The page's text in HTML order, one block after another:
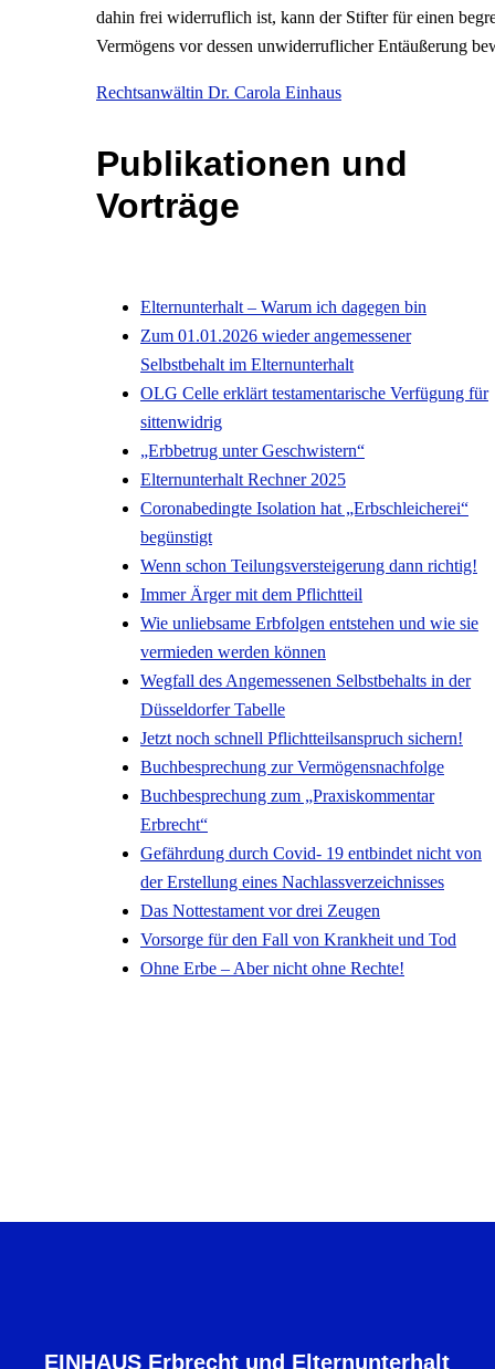
dahin frei widerruflich ist, kann der Stifter für einen
Vermögens vor dessen unwiderruflicher Entäußerung
Rechtsanwältin Dr. Carola Einhaus
Publikationen und
Vorträge
Elternunterhalt – Warum ich dagegen bin
Zum 01.01.2026 wieder angemessener
Selbstbehalt im Elternunterhalt
OLG Celle erklärt testamentarische Verfügung für
sittenwidrig
„Erbbetrug unter Geschwistern“
Elternunterhalt Rechner 2025
Coronabedingte Isolation hat „Erbschleicherei“
begünstigt
Wenn schon Teilungsversteigerung dann richtig!
Immer Ärger mit dem Pflichtteil
Wie unliebsame Erbfolgen entstehen und wie sie
vermieden werden können
Wegfall des Angemessenen Selbstbehalts in der
Düsseldorfer Tabelle
Jetzt noch schnell Pflichtteilsanspruch sichern!
Buchbesprechung zur Vermögensnachfolge
Buchbesprechung zum „Praxiskommentar
Erbrecht“
Gefährdung durch Covid- 19 entbindet nicht von
der Erstellung eines Nachlassverzeichnisses
Das Nottestament vor drei Zeugen
Vorsorge für den Fall von Krankheit und Tod
Ohne Erbe – Aber nicht ohne Rechte!
EINHAUS Erbrecht und Elternunterhalt